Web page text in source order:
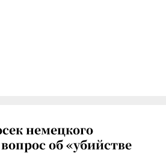
немецкого
об «убийстве